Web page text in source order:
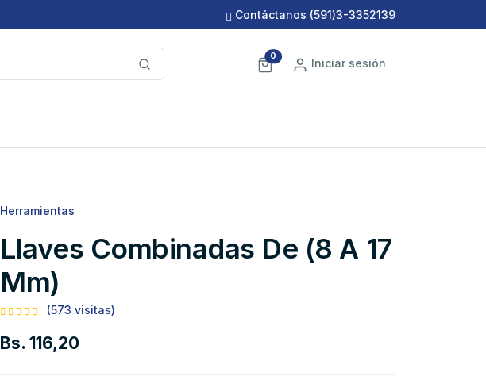
Contáctanos (591)3-3352139
0
Iniciar sesión
Herramientas
Llaves Combinadas De (8 A 17
Mm)
(573 visitas)
Bs. 116,20